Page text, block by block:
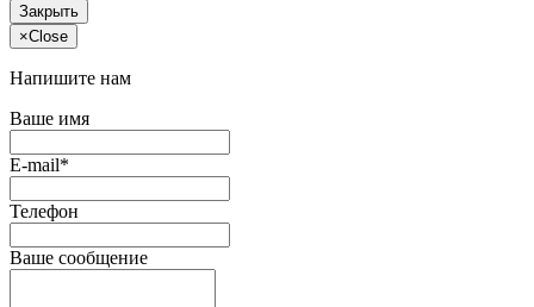
Закрыть
×Close
Напишите нам
Ваше имя
E-mail*
Телефон
Ваше сообщение